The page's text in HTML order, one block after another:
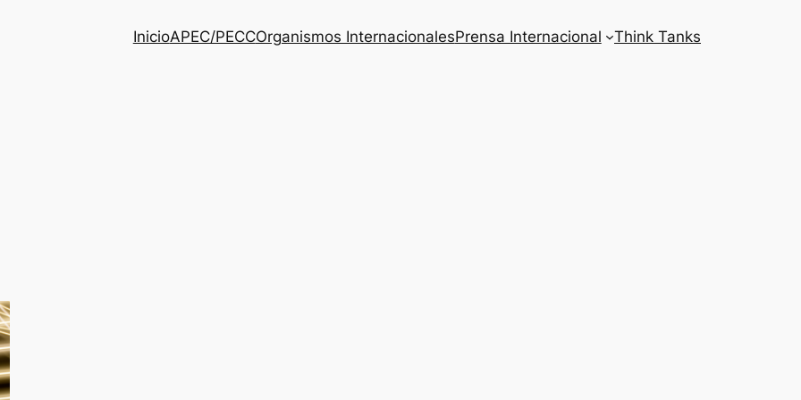
InicioAPEC/PECCOrganismos InternacionalesPrensa Internacional Think Tanks